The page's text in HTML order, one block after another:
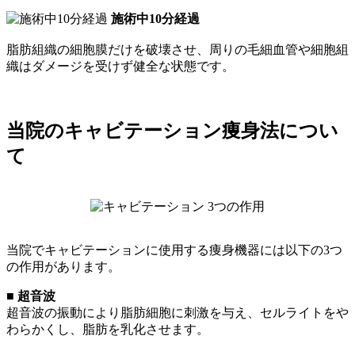
施術中10分経過
脂肪組織の細胞膜だけを破壊させ、周りの毛細血管や細胞組
織はダメージを受けず健全な状態です。
当院のキャビテーション痩身法につい
て
当院でキャビテーションに使用する痩身機器には以下の3つ
の作用があります。
■ 超音波
超音波の振動により脂肪細胞に刺激を与え、セルライトをや
わらかくし、脂肪を乳化させます。